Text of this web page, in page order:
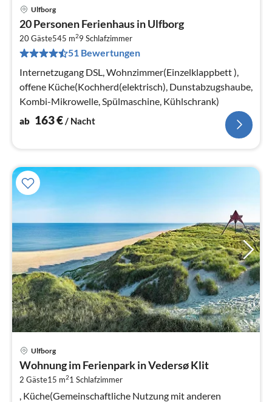
Ulfborg
20 Personen Ferienhaus in Ulfborg
20 Gäste545 m29 Schlafzimmer
51 Bewertungen
Internetzugang DSL, Wohnzimmer(Einzelklappbett ),
offene Küche(Kochherd(elektrisch), Dunstabzugshaube,
Kombi-Mikrowelle, Spülmaschine, Kühlschrank)
ab 163€/ Nacht
Ulfborg
Wohnung im Ferienpark in Vedersø Klit
2 Gäste15 m21 Schlafzimmer
, Küche(Gemeinschaftliche Nutzung mit anderen